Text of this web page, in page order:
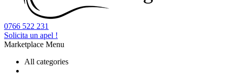
0766 522 231
Solicita un apel !
Marketplace Menu
All categories